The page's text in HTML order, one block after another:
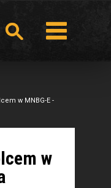
w MNBG-E -
w